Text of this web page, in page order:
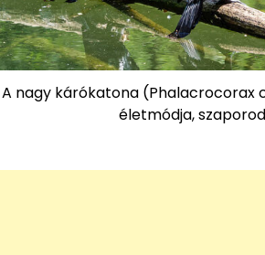
A nagy kárókatona (Phalacrocorax
életmódja,